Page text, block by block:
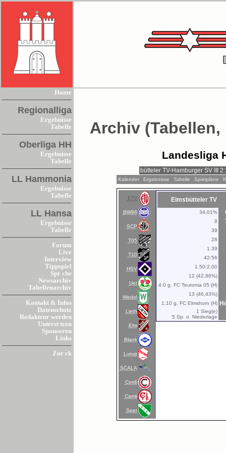
Home
Regionalliga
Ergebnisse
Tabelle
Oberliga HH
Ergebnisse
Tabelle
LL Hammonia
Ergebnisse
Tabelle
LL Hansa
Ergebnisse
Tabelle
Forum
Live
Interview
Tippspiel
Spr che
Newsarchiv
Tabellenarchiv
Kontakt & Infos
Datenschutz
Redakteur werden
Unterst tzen
Sponsoren
Links
Zur ck
Archiv
Landesliga
Kalender Ergebnisse Tabelle Spielpläne
ETV
BW96
SCP
T05
T10
HSV
Uet
Wedel
Lieth
Elm
Blank
Lurup
SCALA
Cordi
Camli
Sper
Eimsbütteler TV
34,01%
8
39
28
1.39
42:56
1.50:2.00
12 (42,86%)
4:0 g. FC Teutonia 05 (H)
13 (46,43%)
1:10 g. FC Elmshorn (H)
1 Sieg(e)
5 Sp. o. Niederlage